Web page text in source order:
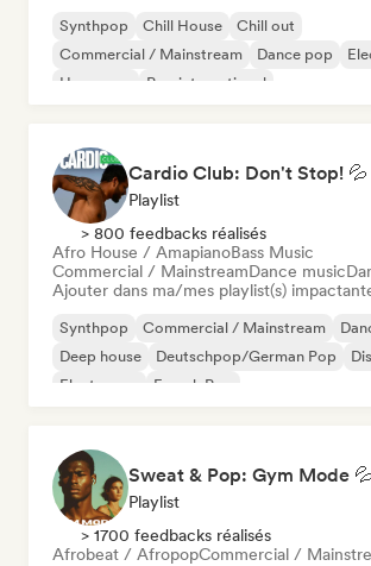
Synthpop Chill House
Chill out
Commercial / Mainstream
Dance pop
Hyperpop
Pop international
Cardio Club: Don't Stop! 💦
Playlist
> 800 feedbacks réalisés
Afro House / AmapianoBass Music
Commercial / MainstreamDance music
Ajouter dans ma/mes playlist(s)
Synthpop Commercial / Mainstream
Deep house
Deutschpop/German Pop
Electropop
French Pop
Sweat & Pop: Gym Mode 💦
Playlist
> 1700 feedbacks réalisés
Afrobeat / AfropopCommercial /